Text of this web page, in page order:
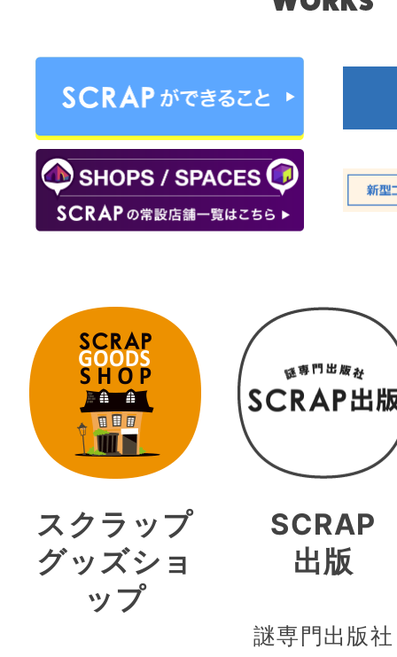
スクラップ
グッズショ
ップ
SCRAP
出版
謎専門出版社